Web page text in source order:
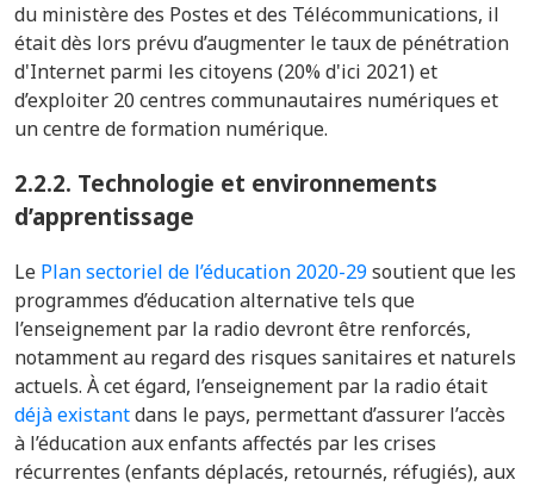
du ministère des Postes et des Télécommunications, il
était dès lors prévu d’augmenter le taux de pénétration
d'Internet parmi les citoyens (20% d'ici 2021) et
d’exploiter 20 centres communautaires numériques et
un centre de formation numérique.
2.2.2. Technologie et environnements
d’apprentissage
Le Plan sectoriel de l’éducation 2020-29soutient que les
programmes d’éducation alternative tels que
l’enseignement par la radio devront être renforcés,
notamment au regard des risques sanitaires et naturels
actuels. À cet égard, l’enseignement par la radio était
déjà existantdans le pays, permettant d’assurer l’accès
à l’éducation aux enfants affectés par les crises
récurrentes (enfants déplacés, retournés, réfugiés), aux